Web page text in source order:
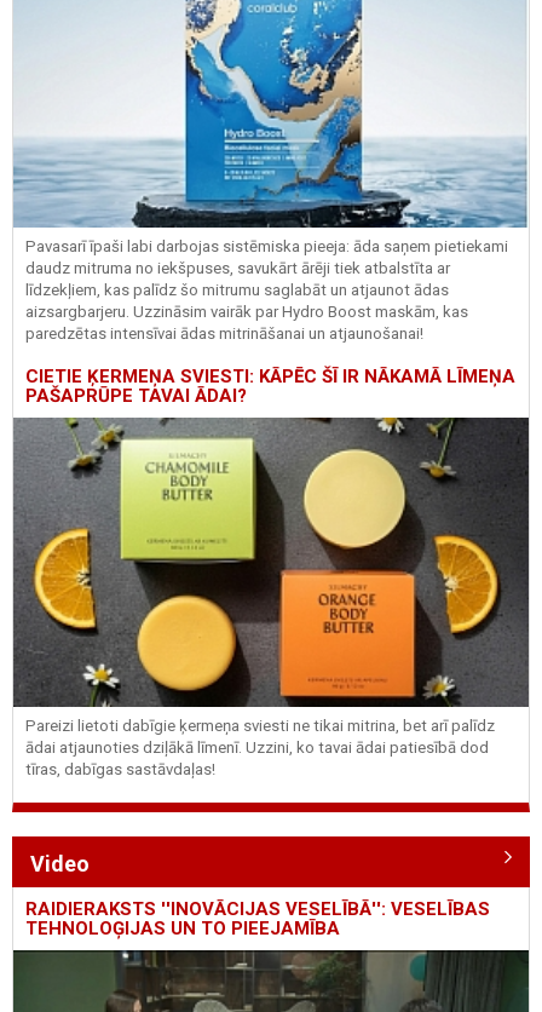
Pavasarī īpaši labi darbojas sistēmiska pieeja: āda saņem pietiekami
daudz mitruma no iekšpuses, savukārt ārēji tiek atbalstīta ar
līdzekļiem, kas palīdz šo mitrumu saglabāt un atjaunot ādas
aizsargbarjeru. Uzzināsim vairāk parHydro Boost maskām, kas
paredzētas intensīvai ādas mitrināšanai un atjaunošanai!
CIETIE ĶERMEŅA SVIESTI: KĀPĒC ŠĪ IR NĀKAMĀ LĪMEŅA
PAŠAPRŪPE TAVAI ĀDAI?
Pareizi lietoti dabīgie ķermeņa sviesti ne tikai mitrina, bet arī palīdz
ādai atjaunoties dziļākā līmenī. Uzzini, ko tavai ādai patiesībā dod
tīras, dabīgas sastāvdaļas!
Video
RAIDIERAKSTS ''INOVĀCIJAS VESELĪBĀ'': VESELĪBAS
TEHNOLOĢIJAS UN TO PIEEJAMĪBA